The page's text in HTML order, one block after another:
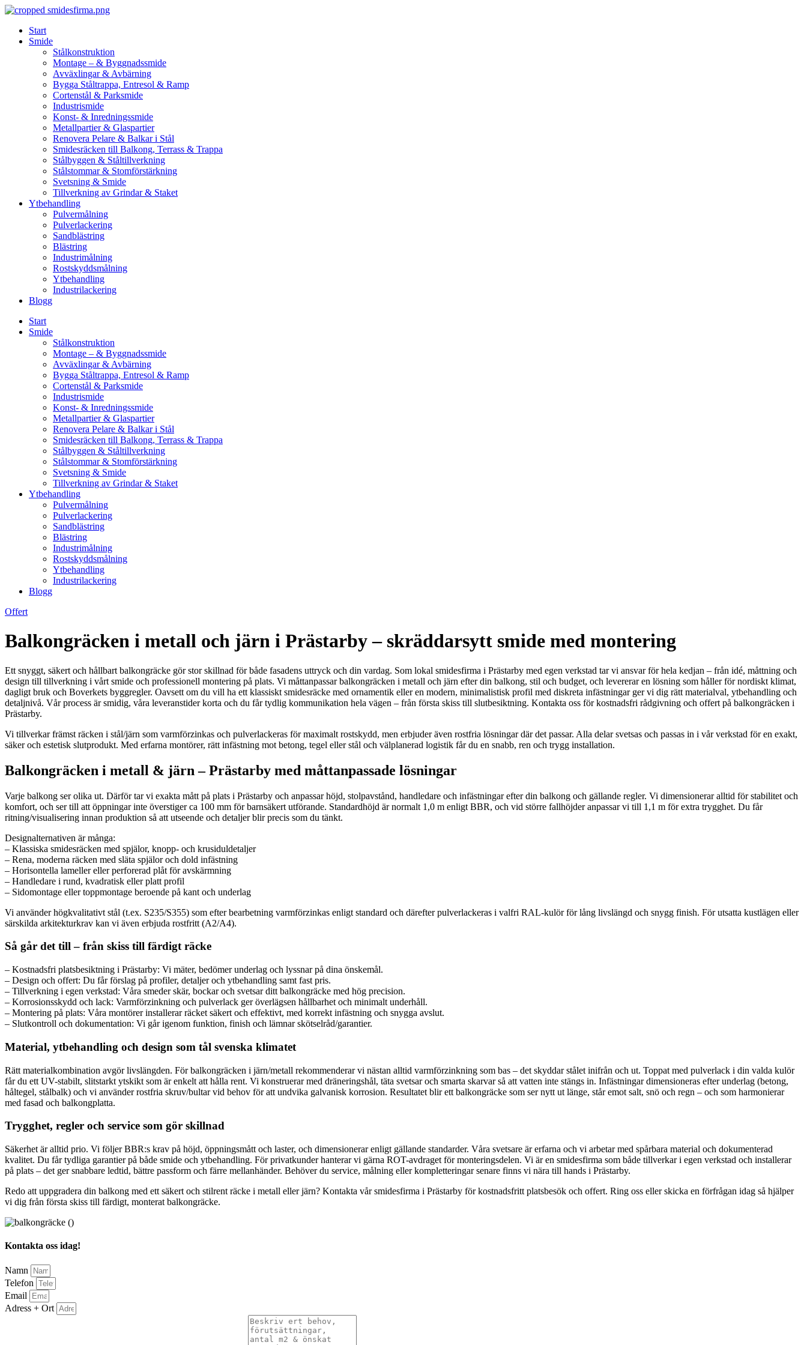
Skip
contentStart
Smide
Stålkonstruktion
Montage – & Byggnadssmide
Avväxlingar & Avbärning
Bygga Ståltrappa, Entresol & Ramp
Cortenstål & Parksmide
Industrismide
Konst- & Inredningssmide
Metallpartier & Glaspartier
Renovera Pelare & Balkar i Stål
Smidesräcken till Balkong, Terrass & Trappa
Stålbyggen & Ståltillverkning
Stålstommar & Stomförstärkning
Svetsning & Smide
Tillverkning av Grindar & Staket
Ytbehandling
Pulvermålning
Pulverlackering
Sandblästring
Blästring
Industrimålning
Rostskyddsmålning
Ytbehandling
Industrilackering
Blogg
Start
Smide
Stålkonstruktion
Montage – & Byggnadssmide
Avväxlingar & Avbärning
Bygga Ståltrappa, Entresol & Ramp
Cortenstål & Parksmide
Industrismide
Konst- & Inredningssmide
Metallpartier & Glaspartier
Renovera Pelare & Balkar i Stål
Smidesräcken till Balkong, Terrass & Trappa
Stålbyggen & Ståltillverkning
Stålstommar & Stomförstärkning
Svetsning & Smide
Tillverkning av Grindar & Staket
Ytbehandling
Pulvermålning
Pulverlackering
Sandblästring
Blästring
Industrimålning
Rostskyddsmålning
Ytbehandling
Industrilackering
Blogg
Offert
Balkongräcken i metall och järn i Prästarby – skräddarsytt smide med montering
Ett snyggt, säkert och hållbart balkongräcke gör stor skillnad för både fasadens uttryck och din vardag. Som lokal smidesfirma i Prästarby med egen verkstad tar vi ansvar för hela kedjan – från idé, måttning och
design till tillverkning i vårt smide och professionell montering på plats. Vi måttanpassar balkongräcken i metall och järn efter din balkong, stil och budget, och levererar en lösning som håller för nordiskt klimat,
dagligt bruk och Boverkets byggregler. Oavsett om du vill ha ett klassiskt smidesräcke med ornamentik eller en modern, minimalistisk profil med diskreta infästningar ger vi dig rätt materialval, ytbehandling och
detaljnivå. Vår process är smidig, våra leveranstider korta och du får tydlig kommunikation hela vägen – från första skiss till slutbesiktning. Kontakta oss för kostnadsfri rådgivning och offert på balkongräcken i
Prästarby.
Vi tillverkar främst räcken i stål/järn som varmförzinkas och pulverlackeras för maximalt rostskydd, men erbjuder även rostfria lösningar där det passar. Alla delar svetsas och passas in i vår verkstad för en exakt,
säker och estetisk slutprodukt. Med erfarna montörer, rätt infästning mot betong, tegel eller stål och välplanerad logistik får du en snabb, ren och trygg installation.
Balkongräcken i metall & järn – Prästarby med måttanpassade lösningar
Varje balkong ser olika ut. Därför tar vi exakta mått på plats i Prästarby och anpassar höjd, stolpavstånd, handledare och infästningar efter din balkong och gällande regler. Vi dimensionerar alltid för stabilitet och
komfort, och ser till att öppningar inte överstiger ca 100 mm för barnsäkert utförande. Standardhöjd är normalt 1,0 m enligt BBR, och vid större fallhöjder anpassar vi till 1,1 m för extra trygghet. Du får
ritning/visualisering innan produktion så att utseende och detaljer blir precis som du tänkt.
Designalternativen är många:
– Klassiska smidesräcken med spjälor, knopp- och krusiduldetaljer
– Rena, moderna räcken med släta spjälor och dold infästning
– Horisontella lameller eller perforerad plåt för avskärmning
– Handledare i rund, kvadratisk eller platt profil
– Sidomontage eller toppmontage beroende på kant och underlag
Vi använder högkvalitativt stål (t.ex. S235/S355) som efter bearbetning varmförzinkas enligt standard och därefter pulverlackeras i valfri RAL-kulör för lång livslängd och snygg finish. För utsatta kustlägen eller
särskilda arkitekturkrav kan vi även erbjuda rostfritt (A2/A4).
Så går det till – från skiss till färdigt räcke
– Kostnadsfri platsbesiktning i Prästarby: Vi mäter, bedömer underlag och lyssnar på dina önskemål.
– Design och offert: Du får förslag på profiler, detaljer och ytbehandling samt fast pris.
– Tillverkning i egen verkstad: Våra smeder skär, bockar och svetsar ditt balkongräcke med hög precision.
– Korrosionsskydd och lack: Varmförzinkning och pulverlack ger överlägsen hållbarhet och minimalt underhåll.
– Montering på plats: Våra montörer installerar räcket säkert och effektivt, med korrekt infästning och snygga avslut.
– Slutkontroll och dokumentation: Vi går igenom funktion, finish och lämnar skötselråd/garantier.
Material, ytbehandling och design som tål svenska klimatet
Rätt materialkombination avgör livslängden. För balkongräcken i järn/metall rekommenderar vi nästan alltid varmförzinkning som bas – det skyddar stålet inifrån och ut. Toppat med pulverlack i din valda kulör
får du ett UV-stabilt, slitstarkt ytskikt som är enkelt att hålla rent. Vi konstruerar med dräneringshål, täta svetsar och smarta skarvar så att vatten inte stängs in. Infästningar dimensioneras efter underlag (betong,
håltegel, stålbalk) och vi använder rostfria skruv/bultar vid behov för att undvika galvanisk korrosion. Resultatet blir ett balkongräcke som ser nytt ut länge, står emot salt, snö och regn – och som harmonierar
med fasad och balkongplatta.
Trygghet, regler och service som gör skillnad
Säkerhet är alltid prio. Vi följer BBR:s krav på höjd, öppningsmått och laster, och dimensionerar enligt gällande standarder. Våra svetsare är erfarna och vi arbetar med spårbara material och dokumenterad
kvalitet. Du får tydliga garantier på både smide och ytbehandling. För privatkunder hanterar vi gärna ROT-avdraget för monteringsdelen. Vi är en smidesfirma som både tillverkar i egen verkstad och installerar
på plats – det ger snabbare ledtid, bättre passform och färre mellanhänder. Behöver du service, målning eller kompletteringar senare finns vi nära till hands i Prästarby.
Redo att uppgradera din balkong med ett säkert och stilrent räcke i metall eller järn? Kontakta vår smidesfirma i Prästarby för kostnadsfritt platsbesök och offert. Ring oss eller skicka en förfrågan idag så hjälper
vi dig från första skiss till färdigt, monterat balkongräcke.
Kontakta oss idag!
Namn
Telefon
Email
Adress + Ort